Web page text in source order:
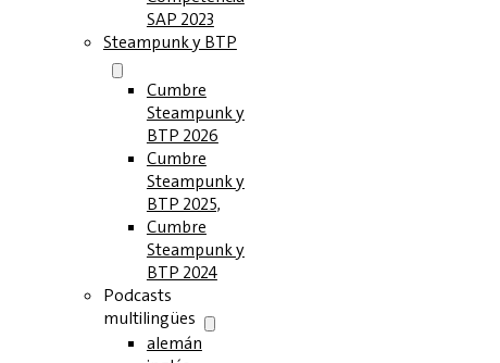
SAP 2023
Steampunk y BTP
Cumbre
Steampunk y
BTP 2026
Cumbre
Steampunk y
BTP 2025,
Cumbre
Steampunk y
BTP 2024
Podcasts
multilingües
alemán